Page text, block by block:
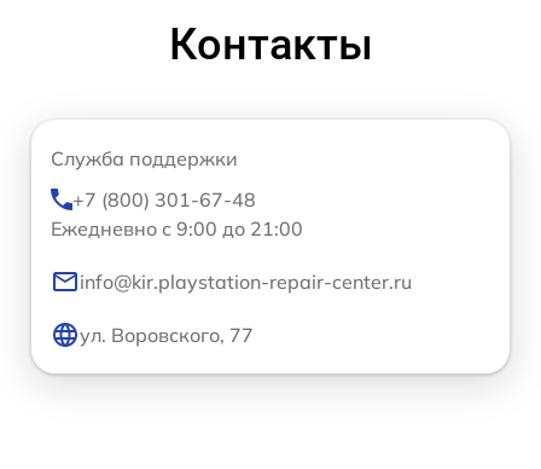
Контакты
Служба поддержки
+7 (800) 301-67-48
Ежедневно с 9:00 до 21:00
info@kir.playstation-repair-center.ru
ул. Воровского, 77